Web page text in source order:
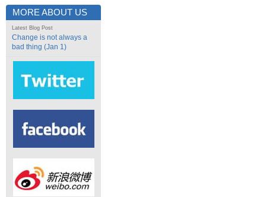
MORE ABOUT US
Latest Blog Post
Change is not always a
bad thing (Jan 1)